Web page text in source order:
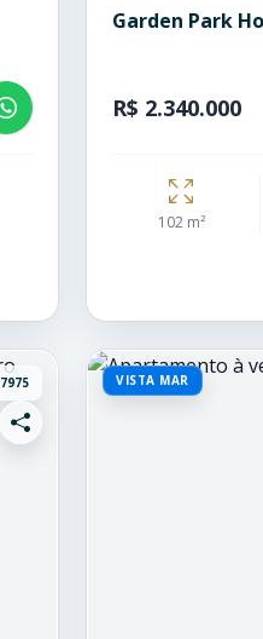
Garden Park
R$ 2.340.000
102 m²
7975 VISTA MAR